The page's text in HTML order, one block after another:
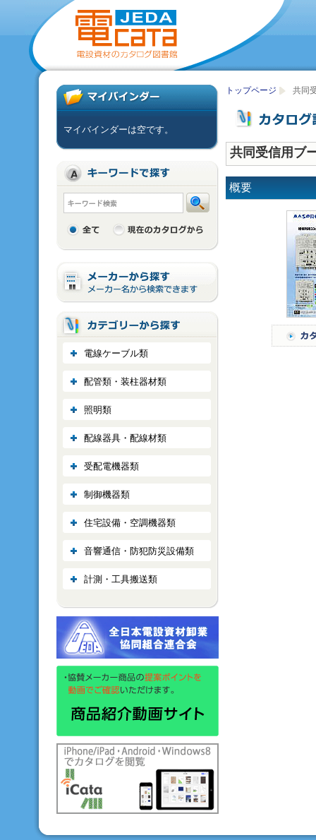
トップページ 共同
共同受信用ブ
概要
マイバインダーは空です。
電線ケーブル類
配管類・装柱器材類
照明類
配線器具・配線材類
受配電機器類
制御機器類
住宅設備・空調機器類
音響通信・防犯防災設備類
計測・工具搬送類